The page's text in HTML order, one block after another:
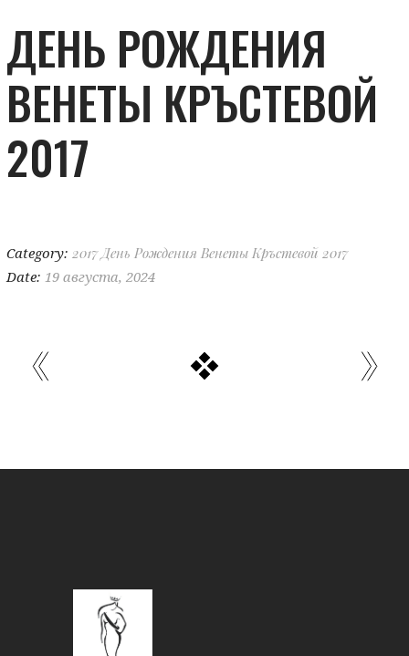
ДЕНЬ РОЖДЕНИЯ
ВЕНЕТЫ КРЪСТЕВОЙ
2017
Category: 2017 День Рождения Венеты Кръстевой 2017
Date: 19 августа, 2024